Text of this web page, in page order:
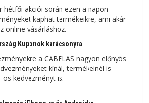
​​​​hétfői akciói során ezen a napon
kaphat termékeikre, ami akár
online vásárláshoz.
Kuponok karácsonyra
a CABELAS nagyon előnyös
kínál, termékeinél is
os kedvezményt is.